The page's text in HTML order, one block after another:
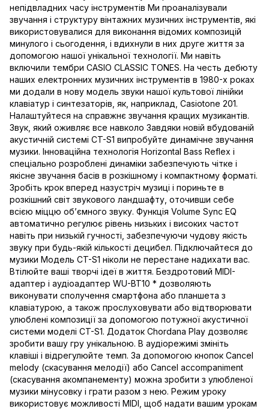
непідвладних часу інструментів Ми проаналізували
звучання і структуру вінтажних музичних інструментів, які
використовувалися для виконання відомих композицій
минулого і сьогодення, і вдихнули в них друге життя за
допомогою нашої унікальної технології. Ми навіть
включили тембри CASIO CLASSIC TONES. На честь дебюту
наших електронних музичних інструментів в 1980-х роках
ми додали в нову модель звуки нашої культової лінійки
клавіатур і синтезаторів, як, наприклад, Casiotone 201.
Налаштуйтеся на справжнє звучання кращих музикантів.
Звук, який оживляє все навколо Завдяки новій вбудованій
акустичній системі CT-S1 випробуйте динамічне звучання
музики. Інноваційна технологія Horizontal Bass Reflex і
спеціально розроблені динаміки забезпечують чітке і
якісне звучання басів в розкішному і компактному форматі.
Зробіть крок вперед назустріч музиці і пориньте в
розкішний світ звукового ландшафту, оточивши себе
всією міццю об’ємного звуку. Функція Volume Sync EQ
автоматично регулює рівень низьких і високих частот
навіть при низькій гучності, забезпечуючи чудову якість
звуку при будь-якій кількості децибел. Підключайтеся до
музики Модель CT-S1 ніколи не перестане надихати вас.
Втілюйте ваші творчі ідеї в життя. Бездротовий MIDI-
адаптер і аудіоадаптер WU-BT10 * дозволяють
виконувати сполучення смартфона або планшета з
клавіатурою, а також прослуховувати або відтворювати
улюблені композиції за допомогою потужної акустичної
системи моделі CT-S1. Додаток Chordana Play дозволяє
зробити вашу гру унікальною. В аудіорежимі змініть
клавіші і відрегулюйте темп. За допомогою кнопок Cancel
melody (скасування мелодії) або Cancel accompaniment
(скасування акомпанементу) можна зробити з улюбленої
музики мінусовку і грати разом з нею. Режим уроку
використовує можливості MIDI, щоб надати вашим урокам